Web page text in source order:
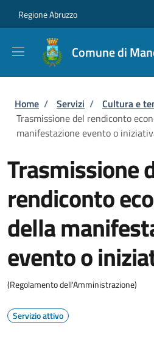
Regione Abruzzo
Comune di
Briciole di pane
Home / Servizi / Cultura e
Trasmissione del rendiconto
manifestazione evento o
Trasmissione
rendiconto
della
evento o
(Regolamento dell'Amministrazione)
Servizio attivo